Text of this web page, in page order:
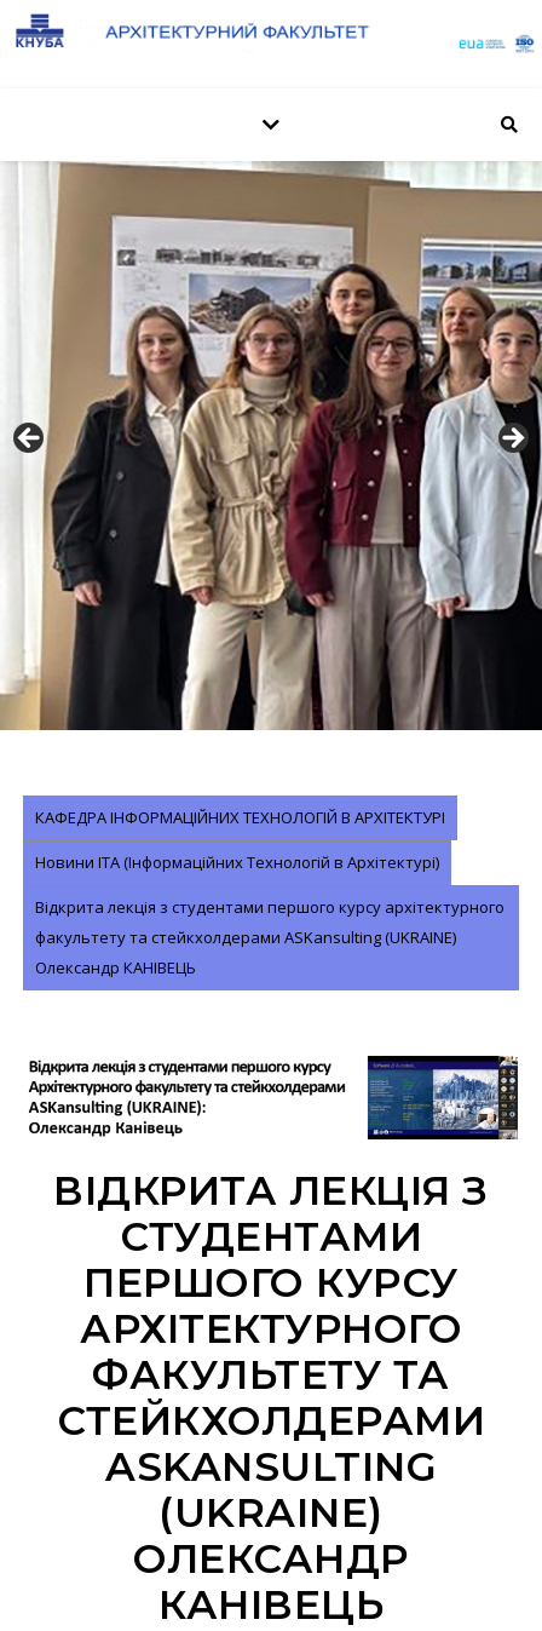
КАФЕДРА ІНФОРМАЦІЙНИХ ТЕХНОЛОГІЙ В АРХІТЕКТУРІ
Новини ІТА (Інформаційних Технологій в Архітектурі)
Відкрита лекція з студентами першого курсу архітектурного
факультету та стейкхолдерами ASKansulting (UKRAINE)
Олександр КАНІВЕЦЬ
ВІДКРИТА ЛЕКЦІЯ З
СТУДЕНТАМИ
ПЕРШОГО КУРСУ
АРХІТЕКТУРНОГО
ФАКУЛЬТЕТУ ТА
СТЕЙКХОЛДЕРАМИ
ASKANSULTING
(UKRAINE)
ОЛЕКСАНДР
КАНІВЕЦЬ